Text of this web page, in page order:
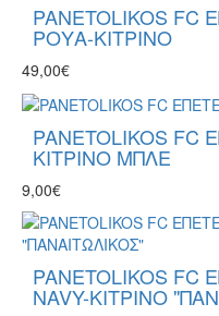
PANETOLIKOS
ΡΟΥΑ-ΚΙΤΡΙΝΟ
49,00€
PANETOLIKOS
ΚΙΤΡΙΝΟ ΜΠΛΕ
9,00€
PANETOLIKOS
NAVY-ΚΙΤΡΙΝΟ